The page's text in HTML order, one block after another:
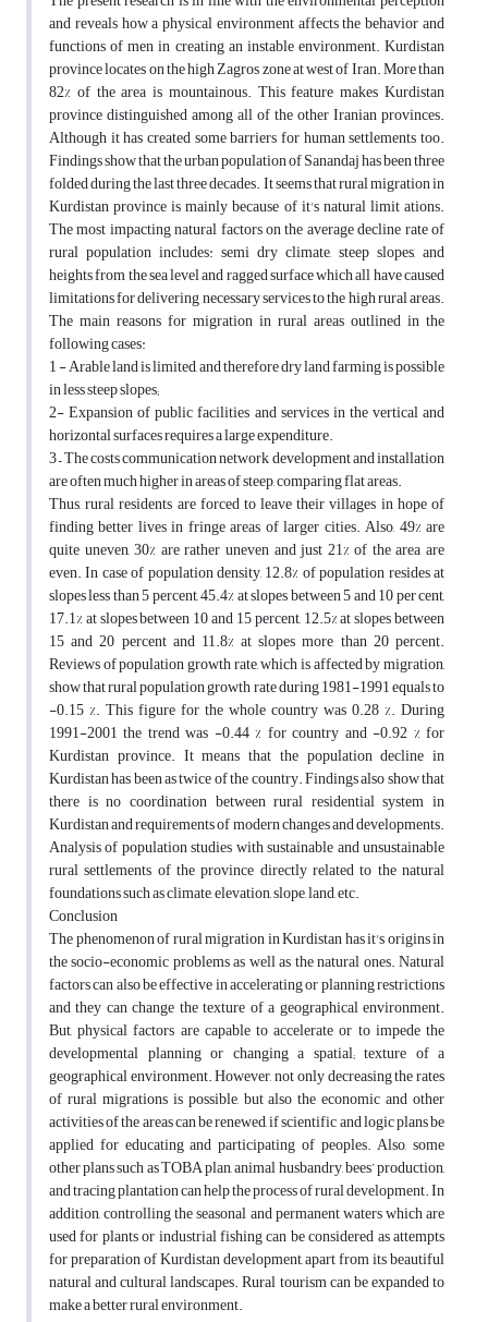
and reveals how a physical environment affects the behavior and
functions of men in creating an instable environment. Kurdistan
province locates on the high Zagros zone at west of Iran. More than
82% of the area is mountainous. This feature makes Kurdistan
province distinguished among all of the other Iranian provinces.
Although it has created some barriers for human settlements too.
Findings show that the urban population of Sanandaj has been three
folded during the last three decades. It seems that rural migration in
Kurdistan province is mainly because of it's natural limit ations.
The most impacting natural factors on the average decline rate of
rural population includes: semi dry climate, steep slopes, and
heights from the sea level and ragged surface which all have caused
limitations for delivering necessary services to the high rural areas.
The main reasons for migration in rural areas outlined in the
following cases:
1 - Arable land is limited, and therefore dry land farming is possible
in less steep slopes;
2- Expansion of public facilities and services in the vertical and
horizontal surfaces requires a large expenditure.
3 – The costs communication network development and installation
are often much higher in areas of steep, comparing flat areas.
Thus, rural residents are forced to leave their villages in hope of
finding better lives in fringe areas of larger cities. Also, 49% are
quite uneven, 30% are rather uneven and just 21% of the area are
even. In case of population density, 12.8% of population resides at
slopes less than 5 percent, 45.4% at slopes between 5 and 10 per cent,
17.1% at slopes between 10 and 15 percent, 12.5% at slopes between
15 and 20 percent and 11.8% at slopes more than 20 percent.
Reviews of population growth rate, which is affected by migration,
show that rural population growth rate during 1981-1991 equals to
-0.15 %. This figure for the whole country was 0.28 %. During
1991-2001 the trend was -0.44 % for country and -0.92 % for
Kurdistan province. It means that the population decline in
Kurdistan has been as twice of the country. Findings also show that
there is no coordination between rural residential system in
Kurdistan and requirements of modern changes and developments.
Analysis of population studies with sustainable and unsustainable
rural settlements of the province directly related to the natural
foundations such as climate, elevation, slope, land, etc.
Conclusion
The phenomenon of rural migration in Kurdistan has it's origins in
the socio-economic problems as well as the natural ones. Natural
factors can also be effective in accelerating or planning restrictions
and they can change the texture of a geographical environment.
But, physical factors are capable to accelerate or to impede the
developmental planning or changing a spatial; texture of a
geographical environment. However, not only decreasing the rates
of rural migrations is possible, but also the economic and other
activities of the areas can be renewed, if scientific and logic plans be
applied for educating and participating of peoples. Also, some
other plans such as TOBA plan, animal husbandry, bees’ production,
and tracing plantation can help the process of rural development. In
addition, controlling the seasonal and permanent waters which are
used for plants or industrial fishing can be considered as attempts
for preparation of Kurdistan development, apart from its beautiful
natural and cultural landscapes. Rural tourism can be expanded to
make a better rural environment.